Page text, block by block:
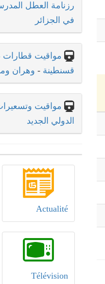
رزنامة العطل
في الجزائر
مواقيت قطارات
قسنطينة - وهران
مواقيت
الدولي الجديد
Actualité
Télévision